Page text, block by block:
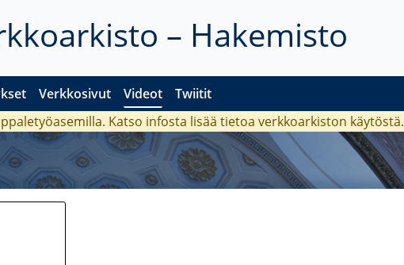
– Hakemisto
Verkkosivut Videot Twiitit
Katso infosta lisää tietoa verkkoarkiston käytöstä.